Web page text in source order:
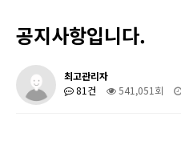
공지사항입니다.
최고관리자
81건
541,051회